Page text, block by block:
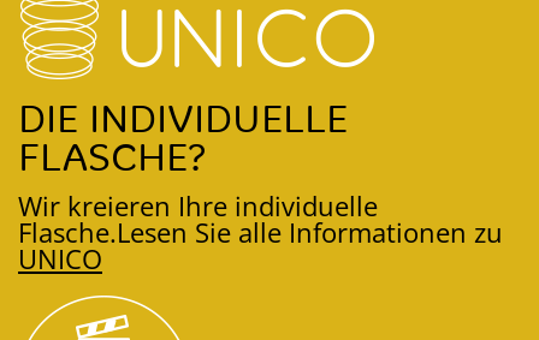
DIE INDIVIDUELLE
FLASCHE?
Wir kreieren Ihre individuelle
Flasche.Lesen Sie alle Informationen zu
UNICO